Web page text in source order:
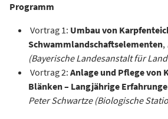
Programm
Vortrag 1: Umbau von
Schwammlandschaftselementen,
(Bayerische Landesanstalt für
Vortrag 2: Anlage und Pflege von
Blänken – Langjährige
Peter Schwartze (Biologische